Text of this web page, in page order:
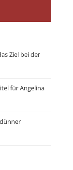
Ziel bei der
für Angelina